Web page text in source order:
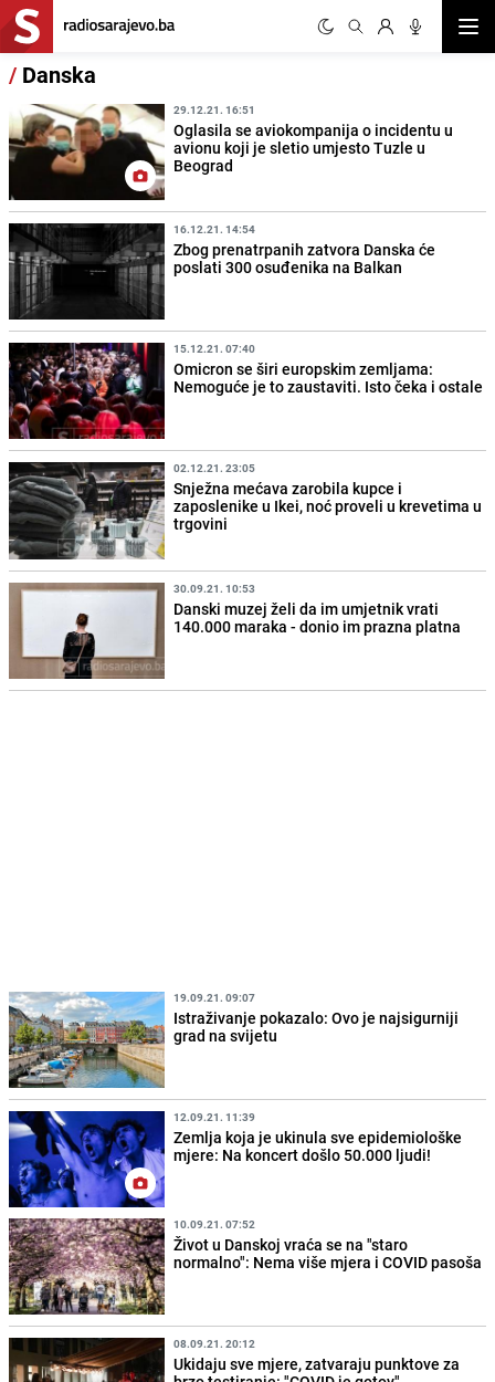
/ Danska
29.12.21. 16:51
Oglasila se aviokompanija o incidentu u
avionu koji je sletio umjesto Tuzle u
Beograd
16.12.21. 14:54
Zbog prenatrpanih zatvora Danska će
poslati 300 osuđenika na Balkan
15.12.21. 07:40
Omicron se širi europskim zemljama:
Nemoguće je to zaustaviti. Isto čeka i ostale
02.12.21. 23:05
Snježna mećava zarobila kupce i
zaposlenike u Ikei, noć proveli u krevetima u
trgovini
30.09.21. 10:53
Danski muzej želi da im umjetnik vrati
140.000 maraka - donio im prazna platna
19.09.21. 09:07
Istraživanje pokazalo: Ovo je najsigurniji
grad na svijetu
12.09.21. 11:39
Zemlja koja je ukinula sve epidemiološke
mjere: Na koncert došlo 50.000 ljudi!
10.09.21. 07:52
Život u Danskoj vraća se na "staro
normalno": Nema više mjera i COVID pasoša
08.09.21. 20:12
Ukidaju sve mjere, zatvaraju punktove za